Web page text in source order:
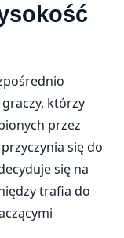
którzy
przez
się do
się na
trafia do